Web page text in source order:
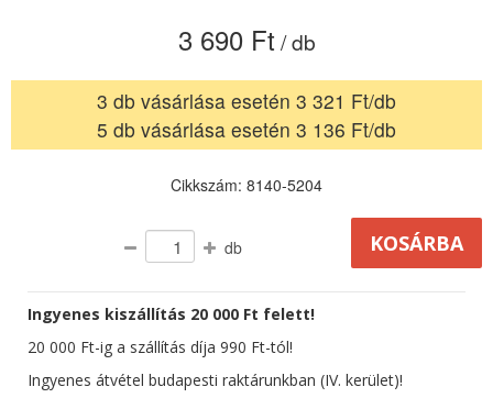
3 690 Ft / db
3 db vásárlása esetén 3 321 Ft/db
5 db vásárlása esetén 3 136 Ft/db
Cikkszám: 8140-5204
db
Ingyenes kiszállítás 20 000 Ft felett!
20 000 Ft-ig a szállítás díja 990 Ft-tól!
Ingyenes átvétel budapesti raktárunkban (IV. kerület)!